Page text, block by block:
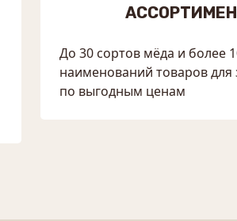
До 30 сортов мёда и более
наименований товаров для
по выгодным ценам